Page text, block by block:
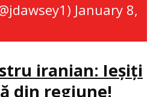
January 8,
iranian: Ieşiţi
din regiune!